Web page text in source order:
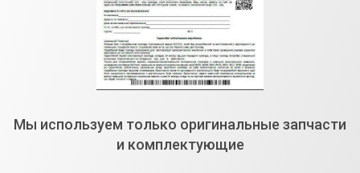
Мы используем только оригинальные запчасти
и комплектующие